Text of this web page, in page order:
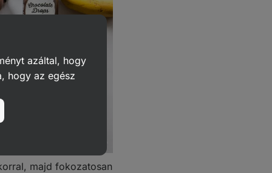
majd fokozatosan
azáltal, hogy
hogy az egész